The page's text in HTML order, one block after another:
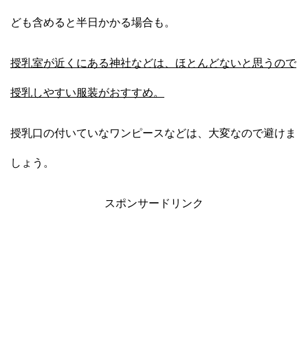
ども含めると半日かかる場合も。
授乳室が近くにある神社などは、ほとんどないと思うので
授乳しやすい服装がおすすめ。
授乳口の付いていなワンピースなどは、大変なので避けま
しょう。
スポンサードリンク